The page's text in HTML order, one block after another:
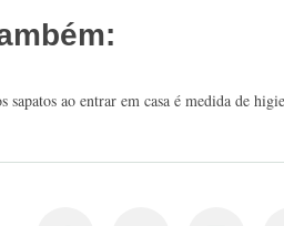
sapatos ao entrar em casa é medida de